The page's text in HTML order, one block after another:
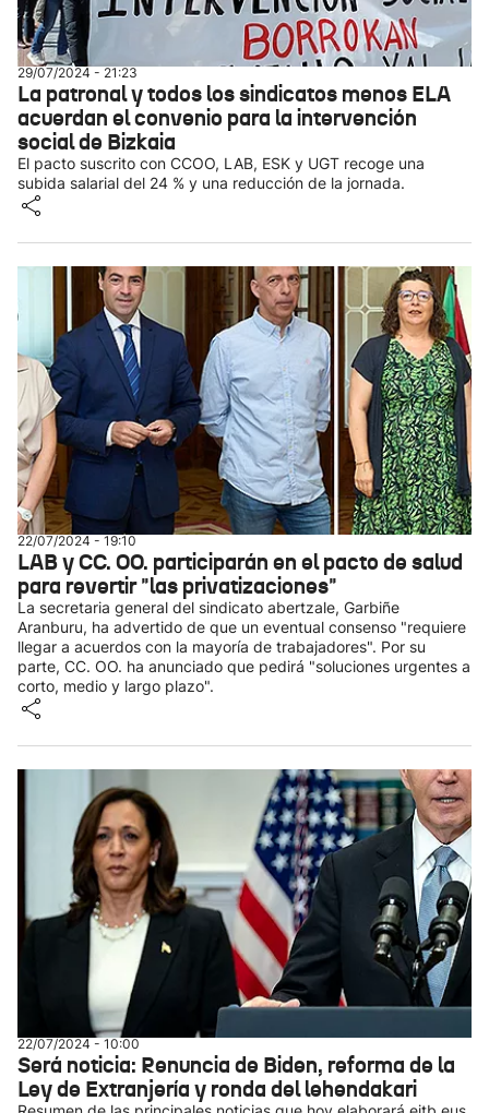
29/07/2024 - 21:23
La patronal y todos los sindicatos menos ELA
acuerdan el convenio para la intervención
social de Bizkaia
El pacto suscrito con CCOO, LAB, ESK y UGT recoge una
subida salarial del 24 % y una reducción de la jornada.
22/07/2024 - 19:10
LAB y CC. OO. participarán en el pacto de salud
para revertir "las privatizaciones"
La secretaria general del sindicato abertzale, Garbiñe
Aranburu, ha advertido de que un eventual consenso "requiere
llegar a acuerdos con la mayoría de trabajadores". Por su
parte, CC. OO. ha anunciado que pedirá "soluciones urgentes a
corto, medio y largo plazo".
22/07/2024 - 10:00
Será noticia: Renuncia de Biden, reforma de la
Ley de Extranjería y ronda del lehendakari